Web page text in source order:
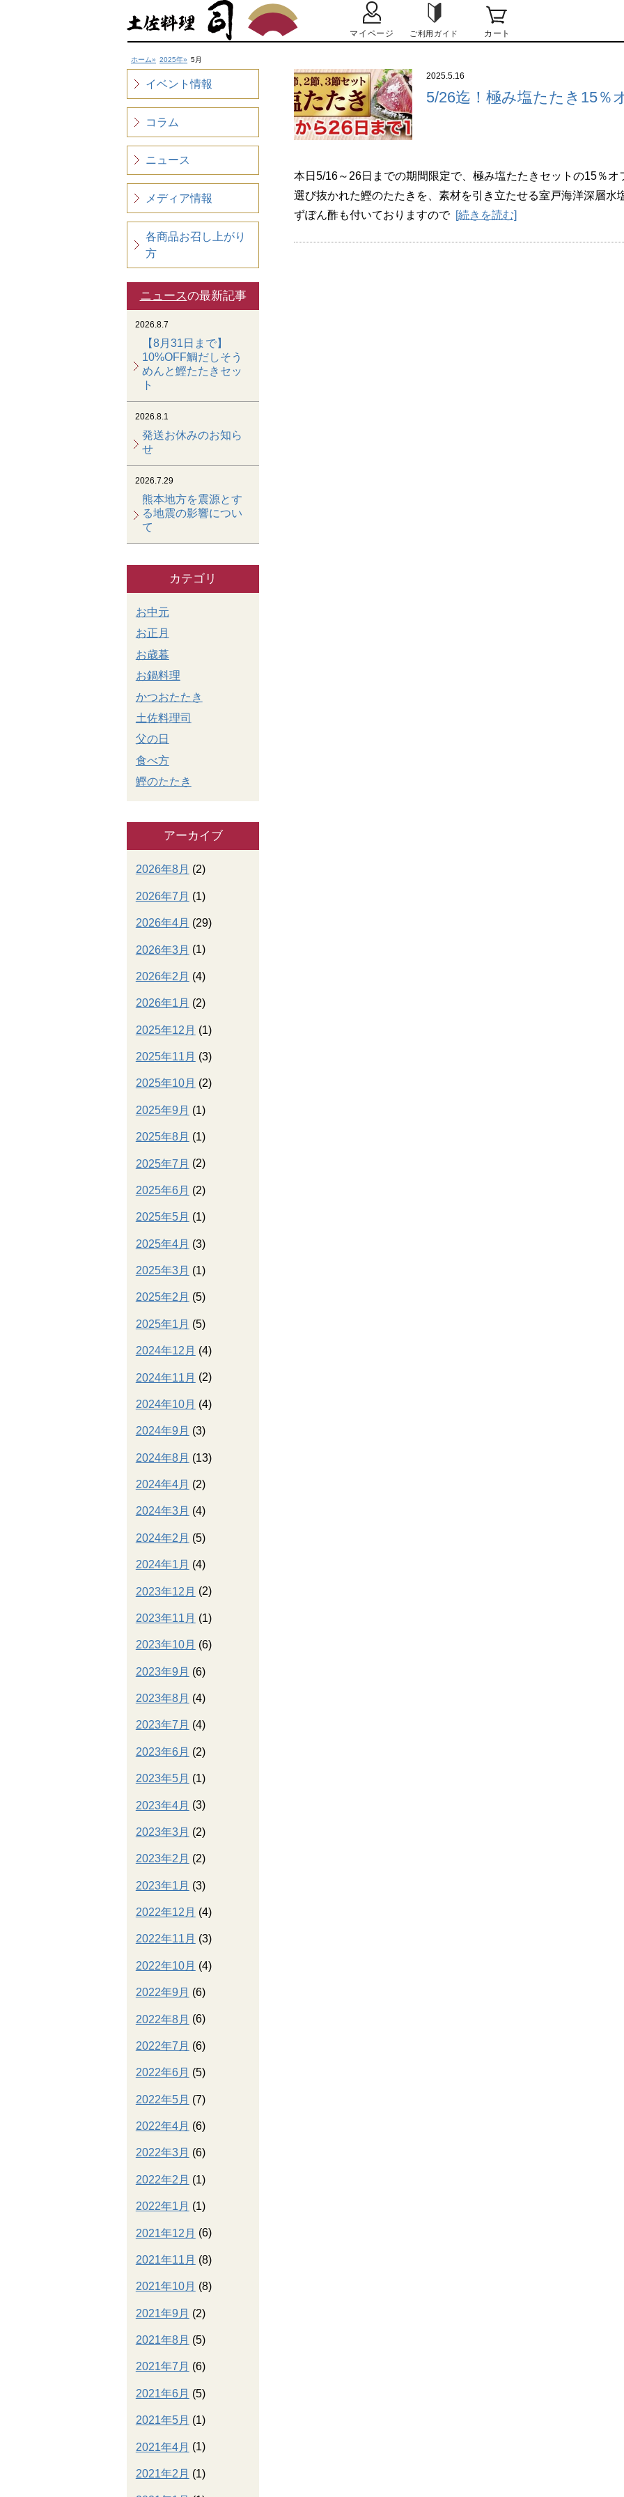
ホーム 2025年 5月
2025.5.16
5/26迄！極み塩たたき15％
本日5/16～26日までの期間限定で、極み塩たたきセットの15％
選び抜かれた鰹のたたきを、素材を引き立たせる室戸海洋深層水
ずぽん酢も付いておりますので [続きを読む]
イベント情報
コラム
ニュース
メディア情報
各商品お召し上がり
方
ニュースの最新記事
2026.8.7
【8月31日まで】
10%OFF鯛だしそう
めんと鰹たたきセッ
ト
2026.8.1
発送お休みのお知ら
せ
2026.7.29
熊本地方を震源とす
る地震の影響につい
て
カテゴリ
お中元
お正月
お歳暮
お鍋料理
かつおたたき
土佐料理司
父の日
食べ方
鰹のたたき
アーカイブ
2026年8月 (2)
2026年7月 (1)
2026年4月 (29)
2026年3月 (1)
2026年2月 (4)
2026年1月 (2)
2025年12月 (1)
2025年11月 (3)
2025年10月 (2)
2025年9月 (1)
2025年8月 (1)
2025年7月 (2)
2025年6月 (2)
2025年5月 (1)
2025年4月 (3)
2025年3月 (1)
2025年2月 (5)
2025年1月 (5)
2024年12月 (4)
2024年11月 (2)
2024年10月 (4)
2024年9月 (3)
2024年8月 (13)
2024年4月 (2)
2024年3月 (4)
2024年2月 (5)
2024年1月 (4)
2023年12月 (2)
2023年11月 (1)
2023年10月 (6)
2023年9月 (6)
2023年8月 (4)
2023年7月 (4)
2023年6月 (2)
2023年5月 (1)
2023年4月 (3)
2023年3月 (2)
2023年2月 (2)
2023年1月 (3)
2022年12月 (4)
2022年11月 (3)
2022年10月 (4)
2022年9月 (6)
2022年8月 (6)
2022年7月 (6)
2022年6月 (5)
2022年5月 (7)
2022年4月 (6)
2022年3月 (6)
2022年2月 (1)
2022年1月 (1)
2021年12月 (6)
2021年11月 (8)
2021年10月 (8)
2021年9月 (2)
2021年8月 (5)
2021年7月 (6)
2021年6月 (5)
2021年5月 (1)
2021年4月 (1)
2021年2月 (1)